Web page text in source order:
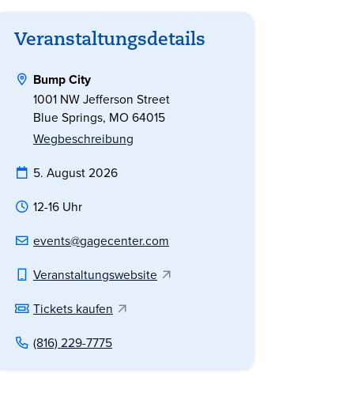
Veranstaltungsdetails
Bump City
1001 NW Jefferson Street
Blue Springs, MO 64015
Wegbeschreibung
5. August 2026
12-16 Uhr
events@gagecenter.com
Veranstaltungswebsite
Tickets kaufen
(816) 229-7775